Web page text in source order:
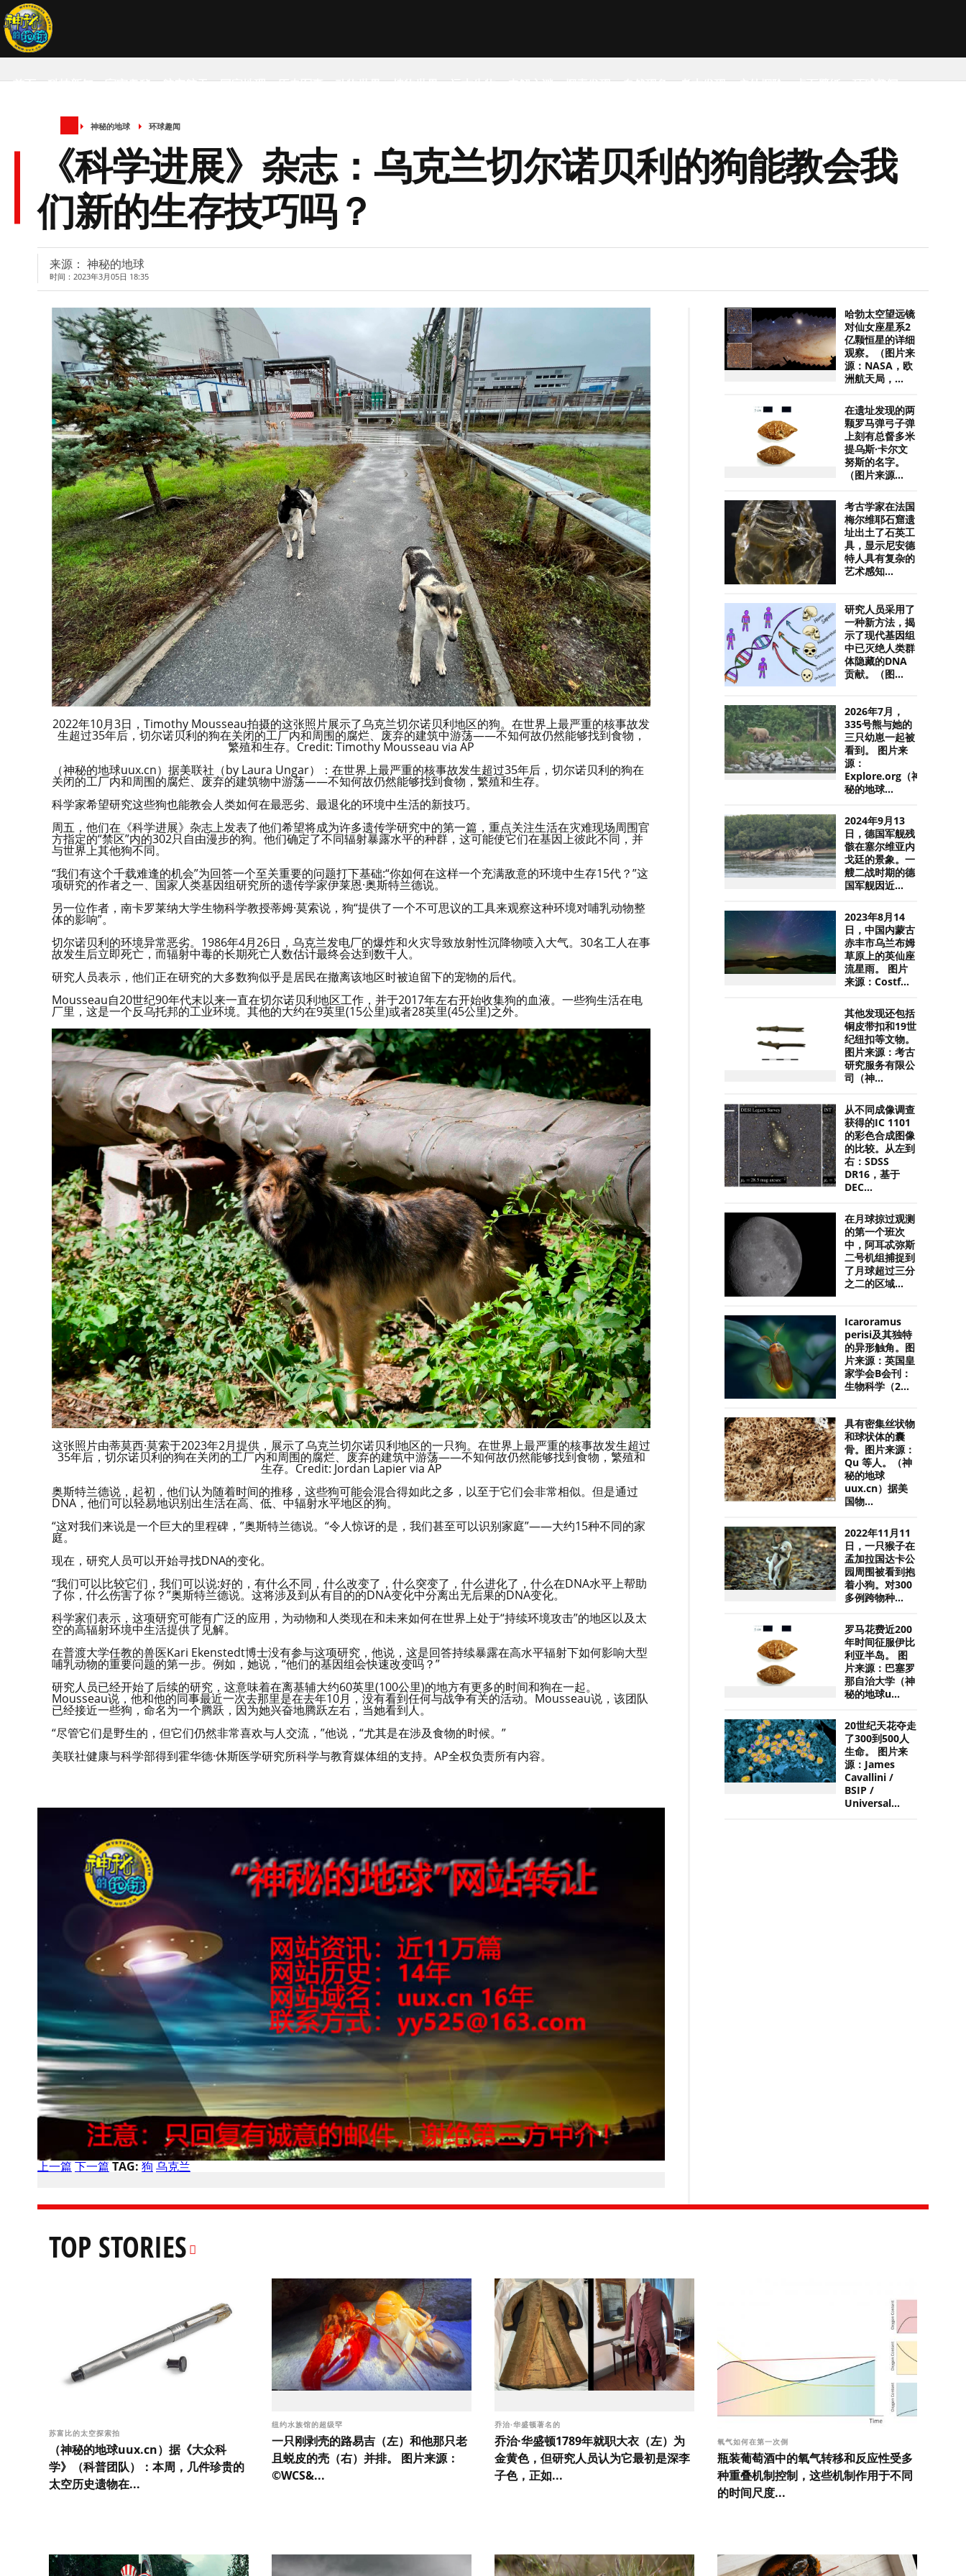
首页 科技新知 宇宙奥秘 航空航天 国家地理 历史军事 动物世界 植物世界 远古生物 未解之谜 探索发现 自然现象 考古发现 户外探险 桌面壁纸 环球趣闻
神秘的地球 环球趣闻
《科学进展》杂志：乌克兰切尔诺贝利的狗能教会我
们新的生存技巧吗？
来源： 神秘的地球
时间：2023年3月05日 18:35
2022年10月3日，Timothy Mousseau拍摄的这张照片展示了乌克兰切尔诺贝利地区的狗。在世界上最严重的核事故发
生超过35年后，切尔诺贝利的狗在关闭的工厂内和周围的腐烂、废弃的建筑中游荡——不知何故仍然能够找到食物，
繁殖和生存。Credit: Timothy Mousseau via AP
（神秘的地球uux.cn）据美联社（by Laura Ungar）：在世界上最严重的核事故发生超过35年后，切尔诺贝利的狗在
关闭的工厂内和周围的腐烂、废弃的建筑物中游荡——不知何故仍然能够找到食物，繁殖和生存。
科学家希望研究这些狗也能教会人类如何在最恶劣、最退化的环境中生活的新技巧。
周五，他们在《科学进展》杂志上发表了他们希望将成为许多遗传学研究中的第一篇，重点关注生活在灾难现场周围官
方指定的“禁区”内的302只自由漫步的狗。他们确定了不同辐射暴露水平的种群，这可能使它们在基因上彼此不同，并
与世界上其他狗不同。
“我们有这个千载难逢的机会”为回答一个至关重要的问题打下基础:“你如何在这样一个充满敌意的环境中生存15代？”这
项研究的作者之一、国家人类基因组研究所的遗传学家伊莱恩·奥斯特兰德说。
另一位作者，南卡罗莱纳大学生物科学教授蒂姆·莫索说，狗“提供了一个不可思议的工具来观察这种环境对哺乳动物整
体的影响”。
切尔诺贝利的环境异常恶劣。1986年4月26日，乌克兰发电厂的爆炸和火灾导致放射性沉降物喷入大气。30名工人在事
故发生后立即死亡，而辐射中毒的长期死亡人数估计最终会达到数千人。
研究人员表示，他们正在研究的大多数狗似乎是居民在撤离该地区时被迫留下的宠物的后代。
Mousseau自20世纪90年代末以来一直在切尔诺贝利地区工作，并于2017年左右开始收集狗的血液。一些狗生活在电
厂里，这是一个反乌托邦的工业环境。其他的大约在9英里(15公里)或者28英里(45公里)之外。
这张照片由蒂莫西·莫索于2023年2月提供，展示了乌克兰切尔诺贝利地区的一只狗。在世界上最严重的核事故发生超过
35年后，切尔诺贝利的狗在关闭的工厂内和周围的腐烂、废弃的建筑中游荡——不知何故仍然能够找到食物，繁殖和
生存。Credit: Jordan Lapier via AP
奥斯特兰德说，起初，他们认为随着时间的推移，这些狗可能会混合得如此之多，以至于它们会非常相似。但是通过
DNA，他们可以轻易地识别出生活在高、低、中辐射水平地区的狗。
“这对我们来说是一个巨大的里程碑，”奥斯特兰德说。“令人惊讶的是，我们甚至可以识别家庭”——大约15种不同的家
庭。
现在，研究人员可以开始寻找DNA的变化。
“我们可以比较它们，我们可以说:好的，有什么不同，什么改变了，什么突变了，什么进化了，什么在DNA水平上帮助
了你，什么伤害了你？”奥斯特兰德说。这将涉及到从有目的的DNA变化中分离出无后果的DNA变化。
科学家们表示，这项研究可能有广泛的应用，为动物和人类现在和未来如何在世界上处于“持续环境攻击”的地区以及太
空的高辐射环境中生活提供了见解。
在普渡大学任教的兽医Kari Ekenstedt博士没有参与这项研究，他说，这是回答持续暴露在高水平辐射下如何影响大型
哺乳动物的重要问题的第一步。例如，她说，“他们的基因组会快速改变吗？”
研究人员已经开始了后续的研究，这意味着在离基辅大约60英里(100公里)的地方有更多的时间和狗在一起。
Mousseau说，他和他的同事最近一次去那里是在去年10月，没有看到任何与战争有关的活动。Mousseau说，该团队
已经接近一些狗，命名为一个腾跃，因为她兴奋地腾跃左右，当她看到人。
“尽管它们是野生的，但它们仍然非常喜欢与人交流，”他说，“尤其是在涉及食物的时候。”
美联社健康与科学部得到霍华德·休斯医学研究所科学与教育媒体组的支持。AP全权负责所有内容。
上一篇 下一篇 TAG: 狗 乌克兰
哈勃太空望远镜
对仙女座星系2
亿颗恒星的详细
观察。（图片来
源：NASA，欧
洲航天局，...
在遗址发现的两
颗罗马弹弓子弹
上刻有总督多米
提乌斯·卡尔文
努斯的名字。
（图片来源...
考古学家在法国
梅尔维耶石窟遗
址出土了石英工
具，显示尼安德
特人具有复杂的
艺术感知...
研究人员采用了
一种新方法，揭
示了现代基因组
中已灭绝人类群
体隐藏的DNA
贡献。（图...
2026年7月，
335号熊与她的
三只幼崽一起被
看到。 图片来
源：
Explore.org（神
秘的地球...
2024年9月13
日，德国军舰残
骸在塞尔维亚内
戈廷的景象。一
艘二战时期的德
国军舰因近...
2023年8月14
日，中国内蒙古
赤丰市乌兰布姆
草原上的英仙座
流星雨。 图片
来源：Costf...
其他发现还包括
铜皮带扣和19世
纪纽扣等文物。
图片来源：考古
研究服务有限公
司（神...
从不同成像调查
获得的IC 1101
的彩色合成图像
的比较。从左到
右：SDSS
DR16，基于
DEC...
在月球掠过观测
的第一个班次
中，阿耳忒弥斯
二号机组捕捉到
了月球超过三分
之二的区域...
Icaroramus
perisi及其独特
的异形触角。图
片来源：英国皇
家学会B会刊：
生物科学（2...
具有密集丝状物
和球状体的囊
骨。图片来源：
Qu 等人。（神
秘的地球
uux.cn）据美
国物...
2022年11月11
日，一只猴子在
孟加拉国达卡公
园周围被看到抱
着小狗。对300
多例跨物种...
罗马花费近200
年时间征服伊比
利亚半岛。 图
片来源：巴塞罗
那自治大学（神
秘的地球u...
20世纪天花夺走
了300到500人
生命。 图片来
源：James
Cavallini /
BSIP /
Universal...
TOP STORIES
苏富比的太空探索拍
（神秘的地球uux.cn）据《大众科
学》（科普团队）：本周，几件珍贵的
太空历史遗物在...
纽约水族馆的超级罕
一只刚剥壳的路易吉（左）和他那只老
且蜕皮的壳（右）并排。 图片来源：
©WCS&...
乔治·华盛顿著名的
乔治·华盛顿1789年就职大衣（左）为
金黄色，但研究人员认为它最初是深李
子色，正如...
氧气如何在第一次倒
瓶装葡萄酒中的氧气转移和反应性受多
种重叠机制控制，这些机制作用于不同
的时间尺度...